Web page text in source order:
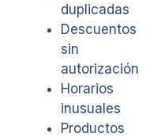
duplicadas
Descuentos
sin
autorización
Horarios
inusuales
Productos